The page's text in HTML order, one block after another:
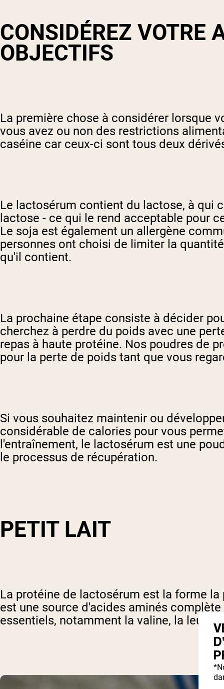
CONSIDÉREZ VOTRE
OBJECTIFS
La première chose à considérer lorsque
vous avez ou non des restrictions
caséine car ceux-ci sont tous deux
Le lactosérum contient du lactose, à qui
lactose - ce qui le rend acceptable pour
Le soja est également un allergène
personnes ont choisi de limiter la
qu'il contient.
La prochaine étape consiste à décider
cherchez à perdre du poids avec une
repas à haute protéine. Nos poudres de
pour la perte de poids tant que vous
Si vous souhaitez maintenir ou
considérable de calories pour vous
l'entraînement, le lactosérum est une
le processus de récupération.
PETIT LAIT
La protéine de lactosérum est la forme
est une source d'acides aminés
essentiels, notamment la valine, la